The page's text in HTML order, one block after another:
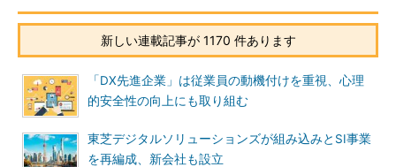
新しい連載記事が 1170 件あります
「DX先進企業」は従業員の動機付けを重視、心理
的安全性の向上にも取り組む
東芝デジタルソリューションズが組み込みとSI事業
を再編成、新会社も設立